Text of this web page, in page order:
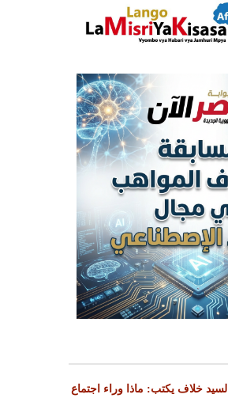
السيد خلاف يكتب: ماذا وراء اجتماع